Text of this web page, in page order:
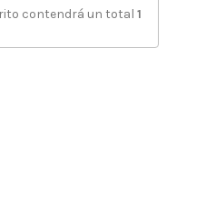
contendrá un total1